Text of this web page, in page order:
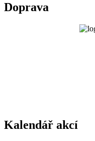
Doprava
Kalendář akcí